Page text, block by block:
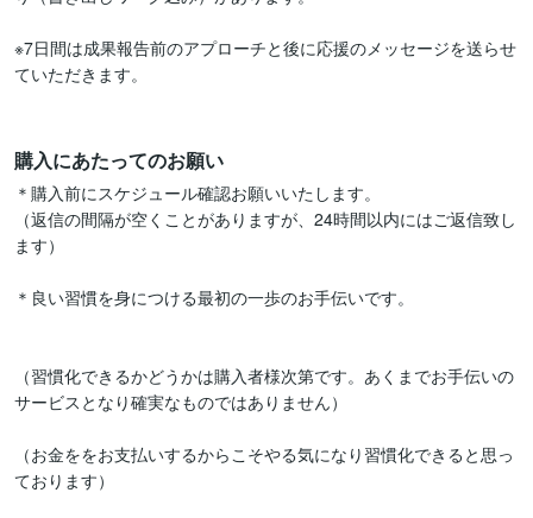
※7日間は成果報告前のアプローチと後に応援のメッセージを送らせ
ていただきます。
購入にあたってのお願い
＊購入前にスケジュール確認お願いいたします。
（返信の間隔が空くことがありますが、24時間以内にはご返信致し
ます）
＊良い習慣を身につける最初の一歩のお手伝いです。
（習慣化できるかどうかは購入者様次第です。あくまでお手伝いの
サービスとなり確実なものではありません）
（お金ををお支払いするからこそやる気になり習慣化できると思っ
ております）